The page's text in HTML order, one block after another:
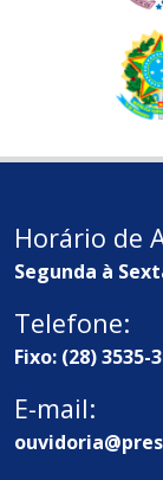
Horário de
Segunda à
Telefone:
Fixo: (28) 3535-
E-mail: